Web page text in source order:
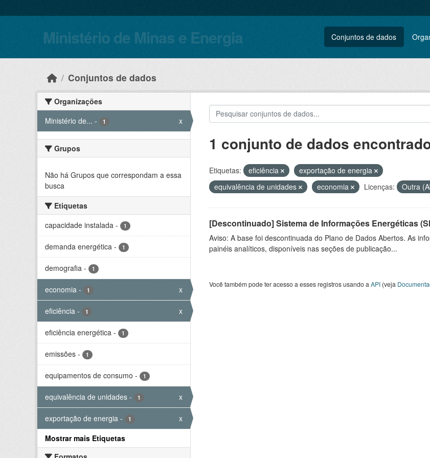
Ministério de Minas e Energia Conjuntos de dados
Conjuntos de dados
Organizações
Ministério de... - 1 x
Grupos
Não há Grupos que correspondam a essa
busca
Etiquetas
capacidade instalada - 1
demanda energética - 1
demografia - 1
economia - 1 x
eficiência - 1 x
eficiência energética - 1
emissões - 1
equipamentos de consumo - 1
equivalência de unidades - 1 x
exportação de energia - 1
x
Mostrar mais Etiquetas
1 conjunto de dados
Etiquetas: eficiência
exportação de energia
equivalência de unidades
economia Licenças: Outra
[Descontinuado] Sistema de Informações Energéticas
Aviso: A base foi descontinuada do Plano de Dados Abertos. As
painéis analíticos, disponíveis nas seções de publicação...
Você também pode ter acesso a esses registros usando a API(veja